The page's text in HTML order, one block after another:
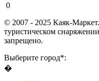
0
© 2007 - 2025 Каяк-
туристическом
запрещено.
Выберите город*:
�